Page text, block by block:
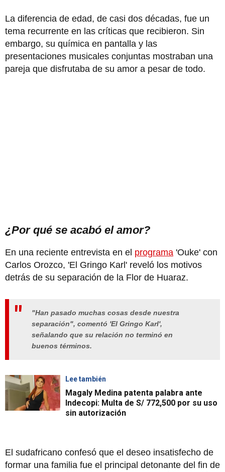
La diferencia de edad, de casi dos décadas, fue un
tema recurrente en las críticas que recibieron. Sin
embargo, su química en pantalla y las
presentaciones musicales conjuntas mostraban una
pareja que disfrutaba de su amor a pesar de todo.
¿Por qué se acabó el amor?
En una reciente entrevista en el programa 'Ouke' con
Carlos Orozco, 'El Gringo Karl' reveló los motivos
detrás de su separación de la Flor de Huaraz.
"Han pasado muchas cosas desde nuestra
separación", comentó 'El Gringo Karl',
señalando que su relación no terminó en
buenos términos.
Lee también
Magaly Medina patenta palabra ante
Indecopi: Multa de S/ 772,500 por su uso
sin autorización
El sudafricano confesó que el deseo insatisfecho de
formar una familia fue el principal detonante del fin de